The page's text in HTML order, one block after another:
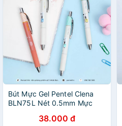
Bút Mực Gel Pentel Clena
BLN75L Nét 0.5mm Mực
38.000 đ